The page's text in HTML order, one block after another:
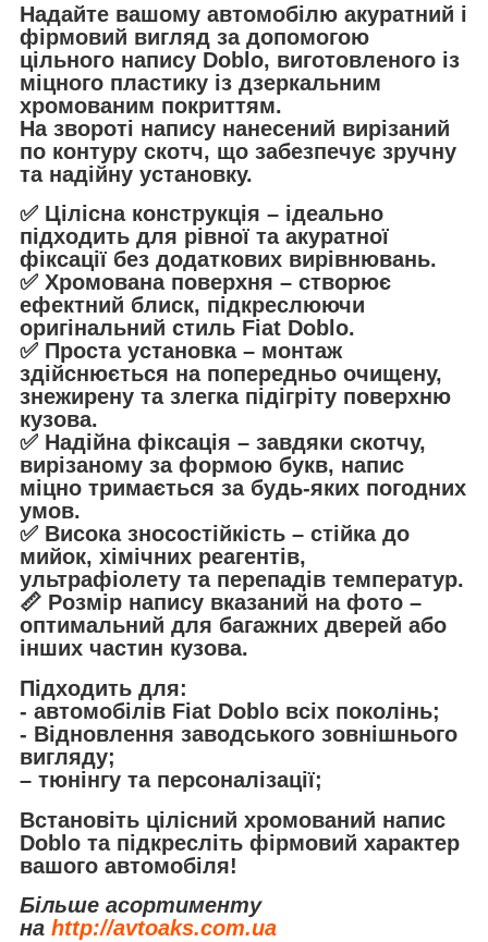
Надайте вашому автомобілю акуратний і
фірмовий вигляд за допомогою
цільного напису Doblo, виготовленого із
міцного пластику із дзеркальним
хромованим покриттям.
На звороті напису нанесений вирізаний
по контуру скотч, що забезпечує зручну
та надійну установку.
✅ Цілісна конструкція – ідеально
підходить для рівної та акуратної
фіксації без додаткових вирівнювань.
✅ Хромована поверхня – створює
ефектний блиск, підкреслюючи
оригінальний стиль Fiat Doblo.
✅ Проста установка– монтаж
здійснюється на попередньо очищену,
знежирену та злегка підігріту поверхню
кузова.
✅ Надійна фіксація – завдяки скотчу,
вирізаному за формою букв, напис
міцно тримається за будь-яких погодних
умов.
✅ Висока зносостійкість – стійка до
мийок, хімічних реагентів,
ультрафіолету та перепадів температур.
📏 Розмір напису вказаний на фото –
оптимальний для багажних дверей або
інших частин кузова.
Підходить для:
- автомобілів Fiat Doblo всіх поколінь;
- Відновлення заводського зовнішнього
вигляду;
– тюнінгу та персоналізації;
Встановіть цілісний хромований напис
Doblo та підкресліть фірмовий характер
вашого автомобіля!
Більше асортименту
на http://avtoaks.com.ua